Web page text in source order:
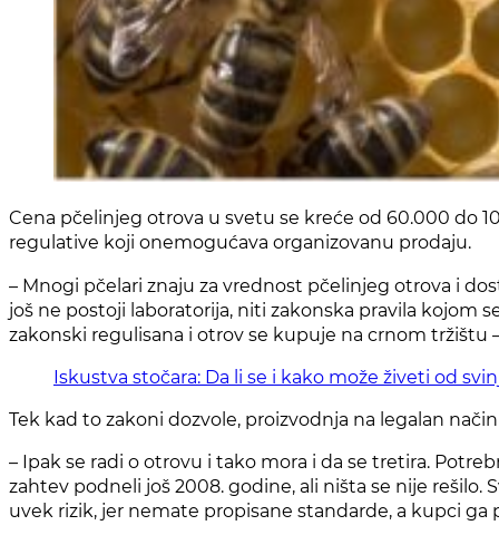
Cena pčelinjeg otrova u svetu se kreće od 60.000 do
regulative koji onemogućava organizovanu prodaju.
– Mnogi pčelari znaju za vrednost pčelinjeg otrova i
još ne postoji laboratorija, niti zakonska pravila kojom
zakonski regulisana i otrov se kupuje na crnom tržištu
Iskustva stočara: Da li se i kako može živeti od
Tek kad to zakoni dozvole, proizvodnja na legalan
– Ipak se radi o otrovu i tako mora i da se tretira.
zahtev podneli još 2008. godine, ali ništa se nije
uvek rizik, jer nemate propisane standarde, a kupci ga